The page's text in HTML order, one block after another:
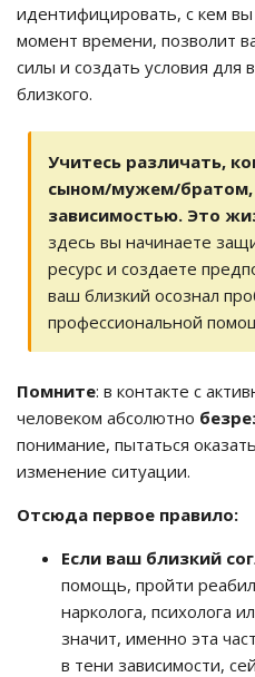
идентифицировать, с кем
момент времени, позволит
силы и создать условия для
близкого.
Учитесь различать,
сыном/мужем/братом,
зависимостью. Это
здесь вы начинаете
ресурс и создаете
ваш близкий осознал
профессиональной
Помните: в контакте с
человеком абсолютно
понимание, пытаться
изменение ситуации.
Отсюда первое правило:
Если ваш близкий
помощь, пройти
нарколога, психолога
значит, именно эта
в тени зависимости,